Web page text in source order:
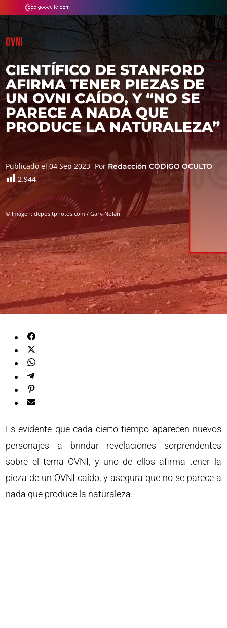
OVNI
CIENTÍFICO DE STANFORD
AFIRMA TENER PIEZAS DE
UN OVNI CAÍDO, Y “NO SE
PARECE A NADA QUE
PRODUCE LA NATURALEZA”
Publicado el 04 Sep 2023 Por Redacción CODIGO OCULTO
2.944
© Imagen: depositphotos.com / Gary Nolan
Es evidente que cada cierto tiempo aparecen nuevos
personajes a brindar revelaciones sorprendentes
sobre el tema OVNI, y uno de ellos afirma tener la
pieza de un OVNI caído, y asegura que no se parece a
nada que produce la naturaleza.